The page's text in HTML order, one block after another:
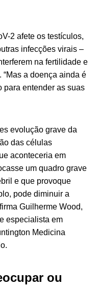
2 afete os testículos,
infecções virais –
na fertilidade e
a doença ainda é
para entender as suas
evolução grave da
das células
aconteceria em
um quadro grave
e que provoque
pode diminuir a
Guilherme Wood,
especialista em
Medicina
ou